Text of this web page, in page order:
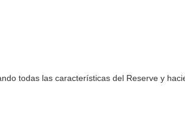
todas las características del Reserve y